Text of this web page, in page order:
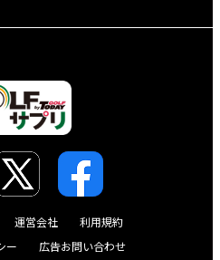
運営会社
利用規約
ー
広告お問い合わせ